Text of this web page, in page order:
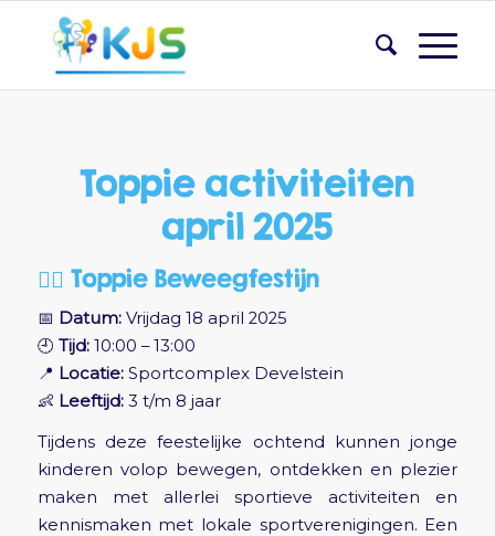
Toppie activiteiten
april 2025
🏃‍♀️ Toppie Beweegfestijn
📅 Datum:Vrijdag 18 april 2025
🕘 Tijd:10:00 – 13:00
📍 Locatie:Sportcomplex Develstein
👶 Leeftijd:3 t/m 8 jaar
Tijdens deze feestelijke ochtend kunnen jonge
kinderen volop bewegen, ontdekken en plezier
maken met allerlei sportieve activiteiten en
kennismaken met lokale sportverenigingen. Een